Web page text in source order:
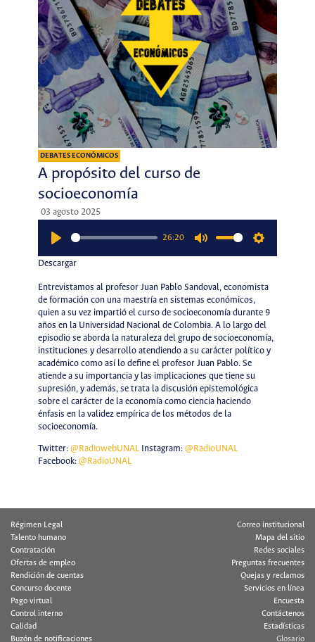
DEBATES ECONÓMICOS
A propósito del curso de
socioeconomía
03 agosto 2025
26:20
Descargar
Entrevistamos al profesor Juan Pablo Sandoval, economista
de formación con una maestría en sistemas económicos,
quien a su vez impartió el curso de socioeconomía durante 9
años en la Universidad Nacional de Colombia. A lo largo del
episodio se aborda la naturaleza del grupo de socioeconomía,
instituciones y desarrollo atendiendo a su carácter político y
académico como así lo define el profesor Juan Pablo. Se
atiende a su importancia y las implicaciones que tiene su
supresión, y además, se trata la discusión epistemológica
sobre el carácter de la economía como ciencia haciendo
énfasis en la validez empírica de los métodos de la
socioeconomía.
Twitter: @RadiowebUNALInstagram: @RadioUNAL
Facebook: @RadioUNAL
Régimen Legal
Talento humano
Contratación
Ofertas de empleo
Rendición de cuentas
Concurso docente
Pago virtual
Control interno
Calidad
Buzón de notificaciones
Correo institucional
Mapa del sitio
Redes sociales
Preguntas frecuentes
Quejas y reclamos
Servicios en línea
Encuesta
Contáctenos
Estadísticas
Glosario